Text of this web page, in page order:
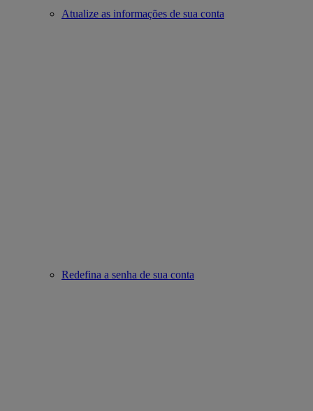
Atualize as informações de sua conta
Redefina a senha de sua conta